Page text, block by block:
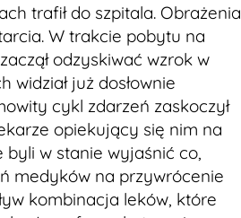
trafił do szpitala. Obrażenia
W trakcie pobytu na
odzyskiwać wzrok w
widział już dosłownie
cykl zdarzeń zaskoczył
opiekujący się nim na
byli w stanie wyjaśnić co,
medyków na przywrócenie
kombinacja leków, które